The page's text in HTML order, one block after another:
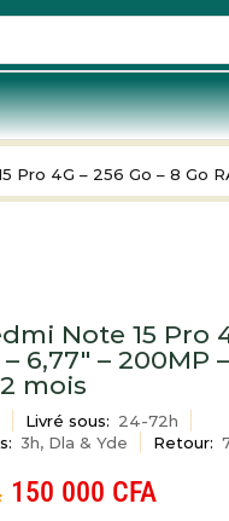
Pro 4G – 256 Go – 8 Go
Note 15 Pro
6,77″ – 200MP
mois
Livré sous: 24-72h
3h, Dla & Yde Retour:
150 000 CFA